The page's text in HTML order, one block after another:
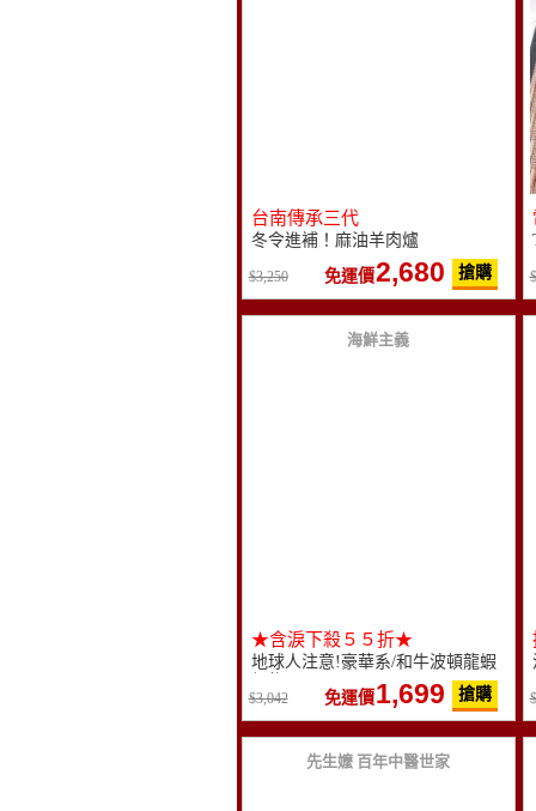
台南傳承三代
冬令進補！麻油羊肉爐
3,250 免運價2,680 搶購
海鮮主義
★含淚下殺５５折★
地球人注意!豪華系/和牛波頓龍蝦
3,042 免運價1,699 搶購
先生嬤 百年中醫世家